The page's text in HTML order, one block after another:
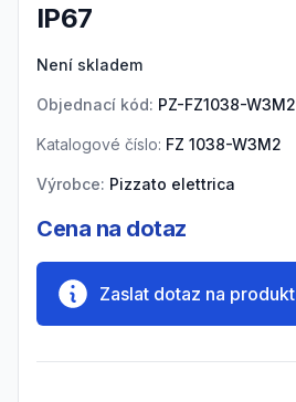
IP67
Není skladem
Objednací kód: PZ-FZ1038-W3M2
Katalogové číslo: FZ 1038-W3M2
Výrobce: Pizzato elettrica
Cena na dotaz
Zaslat dotaz na produkt